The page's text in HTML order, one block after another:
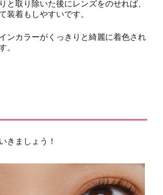
と取り除いた後にレンズをのせれば、
装着もしやすいです。
ンカラーがくっきりと綺麗に着色され
。
きましょう！